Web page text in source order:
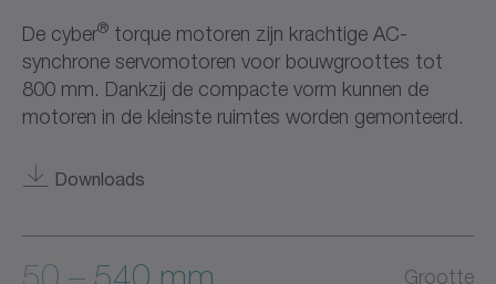
De cyber® torque motoren zijn krachtige AC-
synchrone servomotoren voor bouwgroottes tot
800 mm. Dankzij de compacte vorm kunnen de
motoren in de kleinste ruimtes worden gemonteerd.
Downloads
50 – 540 mm Grootte